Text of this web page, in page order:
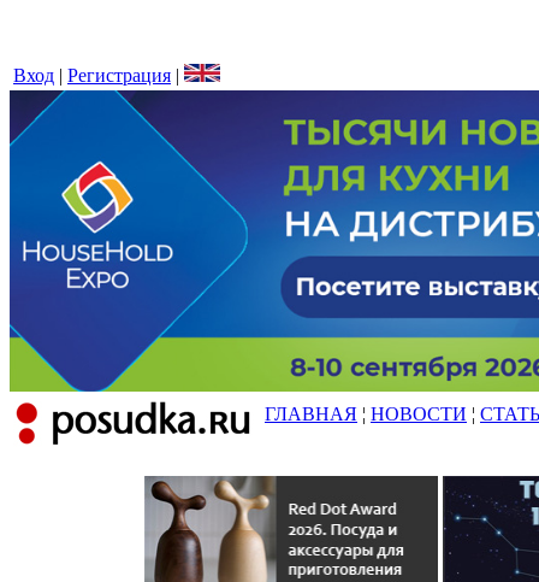
Вход | Регистрация |
ГЛАВНАЯ ¦ НОВОСТИ ¦